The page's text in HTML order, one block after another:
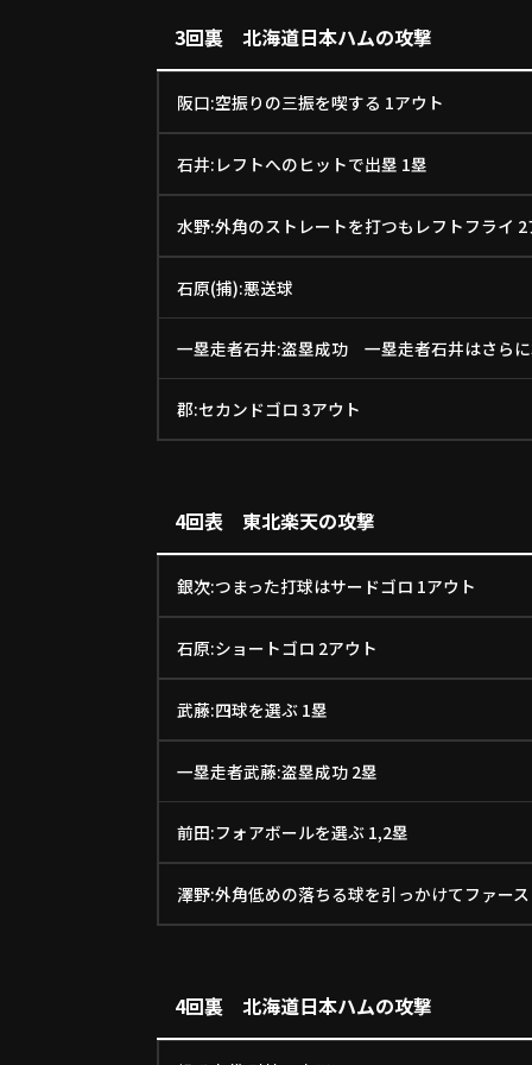
3回裏 北海道日本ハムの攻撃
阪口:空振りの三振を喫する 1アウト
石井:レフトへのヒットで出塁 1塁
水野:外角のストレートを打つもレフトフライ 2
石原(捕):悪送球
一塁走者石井:盗塁成功 一塁走者石井はさら
郡:セカンドゴロ 3アウト
4回表 東北楽天の攻撃
銀次:つまった打球はサードゴロ 1アウト
石原:ショートゴロ 2アウト
武藤:四球を選ぶ 1塁
一塁走者武藤:盗塁成功 2塁
前田:フォアボールを選ぶ 1,2塁
澤野:外角低めの落ちる球を引っかけてファー
4回裏 北海道日本ハムの攻撃